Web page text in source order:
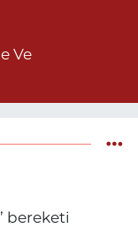
Ve
bereketi